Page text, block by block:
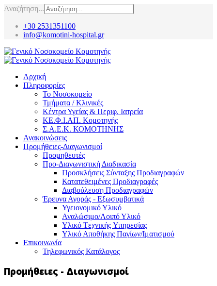
Αναζήτηση...
+30 2531351100
info@komotini-hospital.gr
Αρχική
Πληροφορίες
Το Νοσοκομείο
Τμήματα / Κλινικές
Κέντρα Υγείας & Περιφ. Ιατρεία
ΚΕ.Φ.Ι.ΑΠ. Κομοτηνής
Σ.Α.Ε.Κ. ΚΟΜΟΤΗΝΗΣ
Ανακοινώσεις
Προμήθειες-Διαγωνισμοί
Προμηθευτές
Προ-Διαγωνιστική Διαδικασία
Προσκλήσεις Σύνταξης Προδιαγραφών
Κατατεθειμένες Προδιαγραφές
Διαβούλευση Προδιαγραφών
Έρευνα Αγοράς - Εξωσυμβατικά
Υγειονομικό Υλικό
Αναλώσιμο/Λοιπό Υλικό
Υλικό Tεχνικής Yπηρεσίας
Υλικό Αποθήκης Παγίων/Ιματισμού
Επικοινωνία
Τηλεφωνικός Κατάλογος
Προμήθειες - Διαγωνισμοί